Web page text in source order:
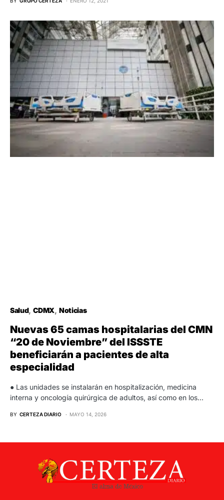
Salud CDMX Noticias
Nuevas 65 camas hospitalarias del CMN
“20 de Noviembre” del ISSSTE
beneficiarán a pacientes de alta
especialidad
● Las unidades se instalarán en hospitalización, medicina
interna y oncología quirúrgica de adultos, así como en los…
BY CERTEZA DIARIO MAYO 14, 2026